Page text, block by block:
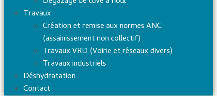
Travaux
Création et remise aux normes ANC
(assainissement non collectif)
Travaux VRD (Voirie et réseaux divers)
Travaux industriels
Déshydratation
Contact